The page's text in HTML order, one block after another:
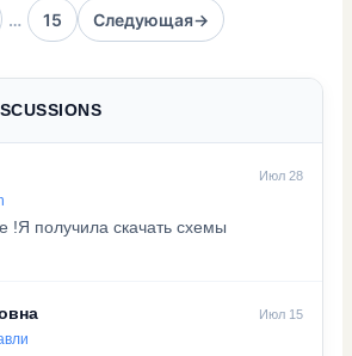
… Страница
15 Следующая→
Июл 28
!Я получила скачать схемы
Июл 15